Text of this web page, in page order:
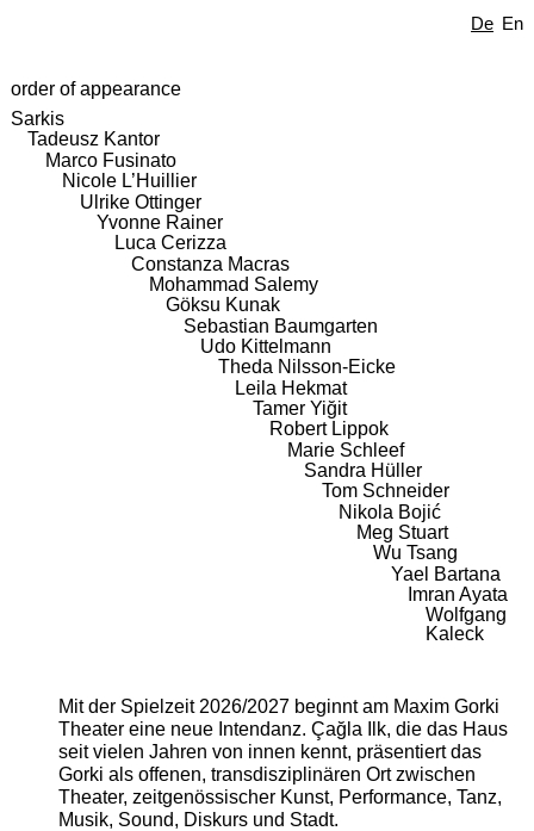
De En
order of appearance
Sarkis
Tadeusz Kantor
Marco Fusinato
Nicole L’Huillier
Ulrike Ottinger
Yvonne Rainer
Luca Cerizza
Constanza Macras
Mohammad Salemy
Göksu Kunak
Sebastian Baumgarten
Udo Kittelmann
Theda Nilsson-Eicke
Leila Hekmat
Tamer Yiğit
Robert Lippok
Marie Schleef
Sandra Hüller
Tom Schneider
Nikola Bojić
Meg Stuart
Wu Tsang
Yael Bartana
Imran Ayata
Wolfgang
Kaleck
Mit der Spielzeit 2026/2027 beginnt am Maxim Gorki
Theater eine neue Intendanz. Çağla Ilk, die das Haus
seit vielen Jahren von innen kennt, präsentiert das
Gorki als offenen, transdisziplinären Ort zwischen
Theater, zeitgenössischer Kunst, Performance, Tanz,
Musik, Sound, Diskurs und Stadt.